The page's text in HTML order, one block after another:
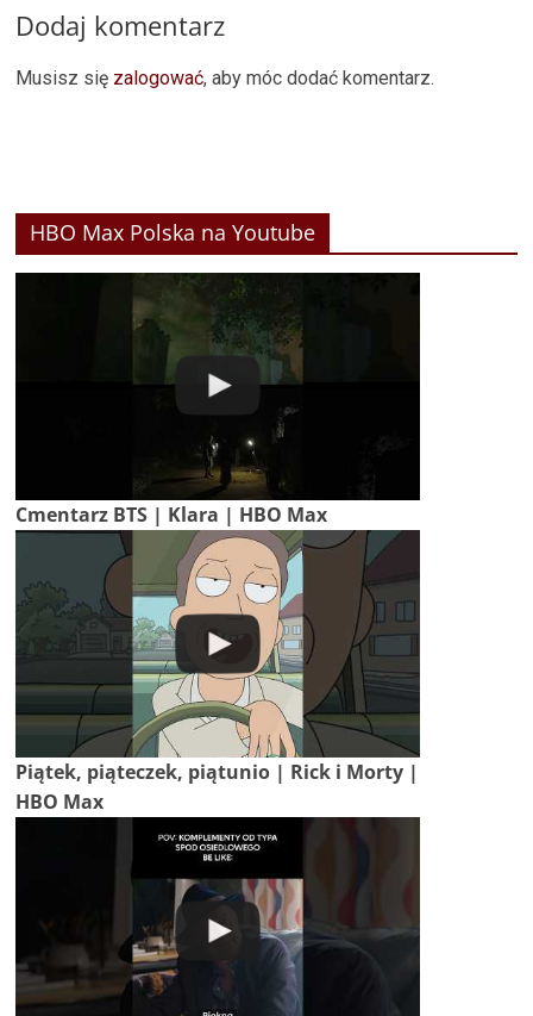
Dodaj komentarz
Musisz się zalogować, aby móc dodać komentarz.
HBO Max Polska na Youtube
Cmentarz BTS | Klara | HBO Max
Piątek, piąteczek, piątunio | Rick i Morty |
HBO Max